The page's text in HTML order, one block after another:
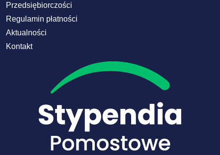
Przedsiębiorczości
Regulamin płatności
Aktualności
Kontakt